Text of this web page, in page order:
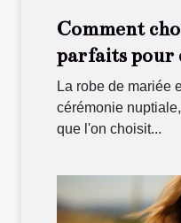
Comment
parfaits pour
robe de
La robe de mariée
cérémonie
que l'on choisit...